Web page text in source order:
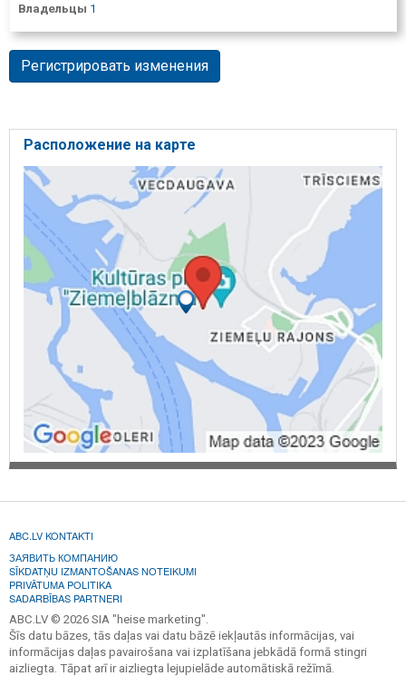
Владельцы 1
Регистрировать изменения
Расположение на карте
ABC.LV KONTAKTI
ЗАЯВИТЬ КОМПАНИЮ
SĪKDATŅU IZMANTOŠANAS NOTEIKUMI
PRIVĀTUMA POLITIKA
SADARBĪBAS PARTNERI
ABC.LV © 2026 SIA "heise marketing".
Šīs datu bāzes, tās daļas vai datu bāzē iekļautās informācijas, vai
informācijas daļas pavairošana vai izplatīšana jebkādā formā stingri
aizliegta. Tāpat arī ir aizliegta lejupielāde automātiskā režīmā.